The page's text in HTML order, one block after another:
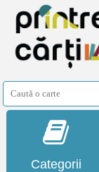
Categorii